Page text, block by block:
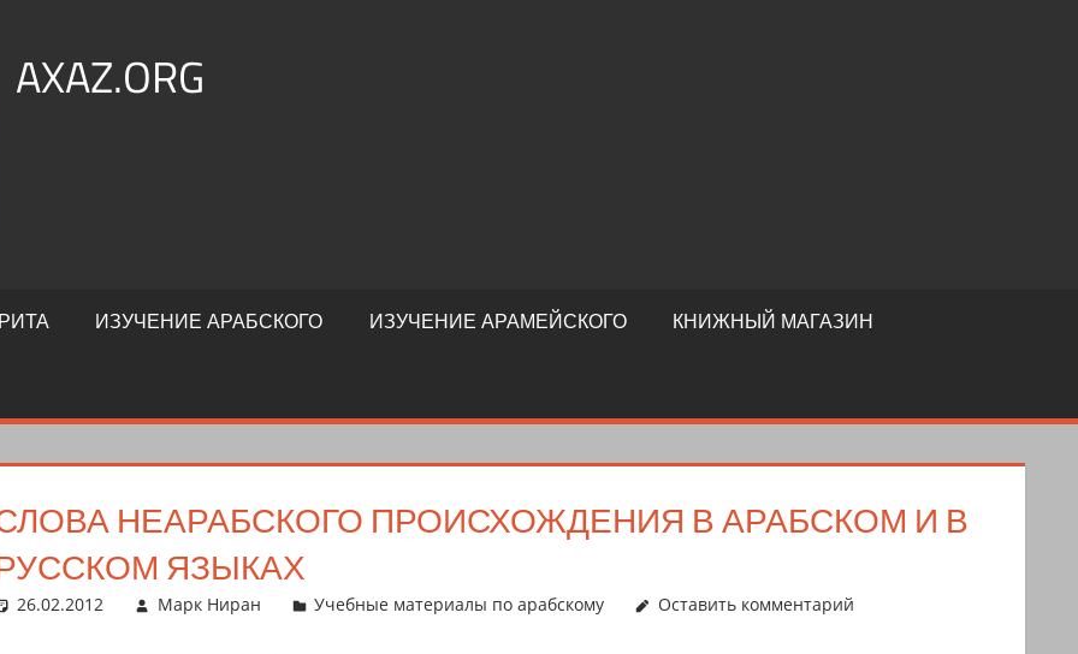
AXAZ.ORG
ИЗУЧЕНИЕ АРАБСКОГО ИЗУЧЕНИЕ АРАМЕЙСКОГО КНИЖНЫЙ МАГАЗИН
НЕАРАБСКОГО ПРОИСХОЖДЕНИЯ В АРАБСКОМ И В
ЯЗЫКАХ
26.02.2012 Марк Ниран Учебные материалы по арабскому Оставить комментарий